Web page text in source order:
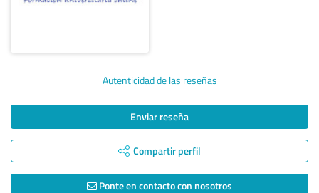
Autenticidad de las reseñas
Enviar reseña
Compartir perfil
Ponte en contacto con nosotros